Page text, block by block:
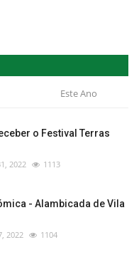
Este Ano
o Festival Terras
2022 1113
- Alambicada de Vila
2022 1104